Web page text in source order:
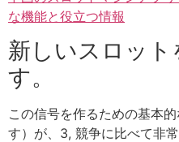
な機能と役立つ情報
新しいスロット
す。
この信号を作るための基本
す）が、3, 競争に比べて非